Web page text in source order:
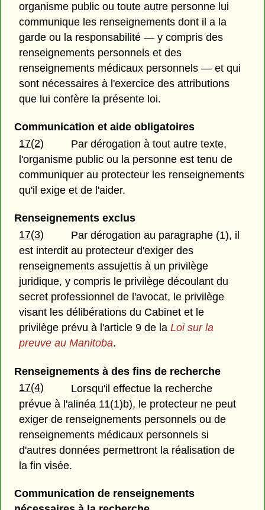
organisme public ou toute autre personne lui
communique les renseignements dont il a la
garde ou la responsabilité — y compris des
renseignements personnels et des
renseignements médicaux personnels — et qui
sont nécessaires à l'exercice des attributions
que lui confère la présente loi.
Communication et aide obligatoires
17(2)
Par dérogation à tout autre texte,
l'organisme public ou la personne est tenu de
communiquer au protecteur les renseignements
qu'il exige et de l'aider.
Renseignements exclus
17(3)
Par dérogation au paragraphe (1), il
est interdit au protecteur d'exiger des
renseignements assujettis à un privilège
juridique, y compris le privilège découlant du
secret professionnel de l'avocat, le privilège
visant les délibérations du Cabinet et le
privilège prévu à l'article 9 de laLoi sur la
preuve au Manitoba.
Renseignements à des fins de recherche
17(4)
Lorsqu'il effectue la recherche
prévue à l'alinéa 11(1)b), le protecteur ne peut
exiger de renseignements personnels ou de
renseignements médicaux personnels si
d'autres données permettront la réalisation de
la fin visée.
Communication de renseignements